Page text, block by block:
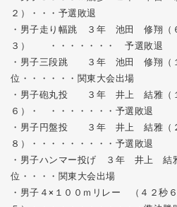
２）・・・予選敗退
・男子走り幅跳 ３年 池田 修翔（
３）
・・・・・・・ 予選敗退
・男子三段跳 ３年 池田 修翔（１
位・・・・・・ 関東大会出場
・男子砲丸投 ３年 井上 結雅（
６）・ ・・・・・・・予選敗退
・男子円盤投 ３年 井上 結雅（
８）・・・・・・・・・予選敗退
・男子ハンマー投げ ３年 井上 結雅
位 ・・・・ 関東大会出場
・男子４×１００ｍリレー （４２秒６